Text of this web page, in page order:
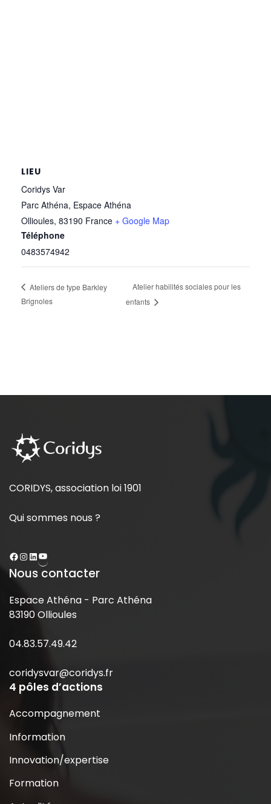
LIEU
Coridys Var
Parc Athéna, Espace Athéna
Ollioules, 83190 France + Google Map
Téléphone
0483574942
Ateliers de type Barkley
Brignoles
Atelier habilités sociales pour les
enfants
CORIDYS, association loi 1901
Qui sommes nous ?
Nous contacter
Espace Athéna - Parc Athéna
83190 Ollioules
04.83.57.49.42
coridysvar@coridys.fr
4 pôles d’actions
Accompagnement
Information
Innovation/expertise
Formation